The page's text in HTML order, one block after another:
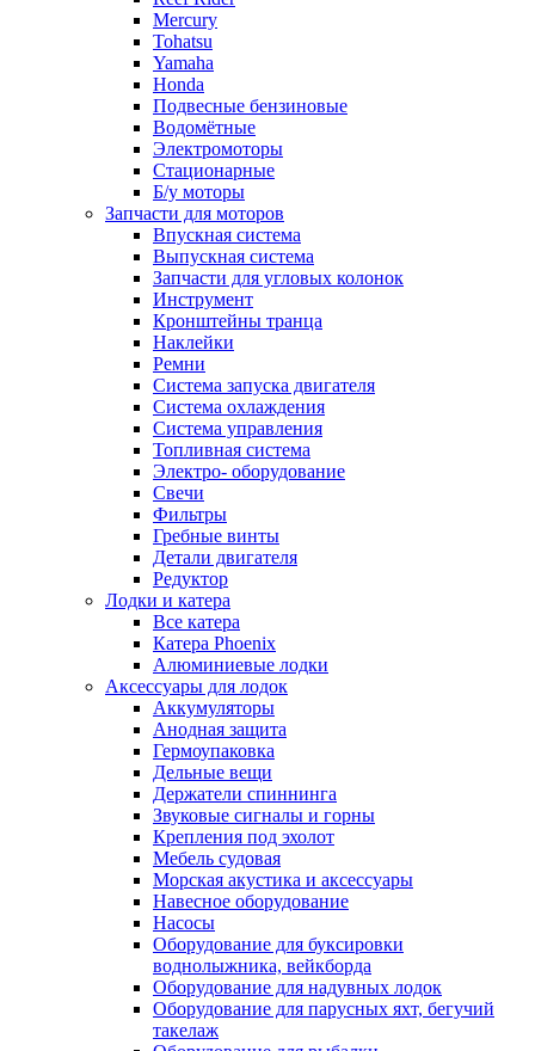
Mercury
Tohatsu
Yamaha
Honda
Подвесные бензиновые
Водомётные
Электромоторы
Стационарные
Б/у моторы
Запчасти для моторов
Впускная система
Выпускная система
Запчасти для угловых колонок
Инструмент
Кронштейны транца
Наклейки
Ремни
Система запуска двигателя
Система охлаждения
Система управления
Топливная система
Электро- оборудование
Свечи
Фильтры
Гребные винты
Детали двигателя
Редуктор
Лодки и катера
Все катера
Катера Phoenix
Алюминиевые лодки
Аксессуары для лодок
Аккумуляторы
Анодная защита
Гермоупаковка
Дельные вещи
Держатели спиннинга
Звуковые сигналы и горны
Крепления под эхолот
Мебель судовая
Морская акустика и аксессуары
Навесное оборудование
Насосы
Оборудование для буксировки
воднолыжника, вейкборда
Оборудование для надувных лодок
Оборудование для парусных яхт, бегучий
такелаж